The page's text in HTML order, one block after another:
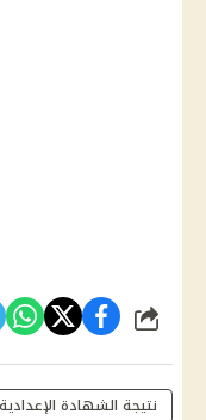
شارك
نتيجة الشهادة الإعدادية